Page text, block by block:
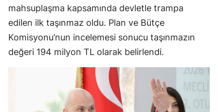
mahsuplaşma kapsamında devletle trampa
edilen ilk taşınmaz oldu. Plan ve Bütçe
Komisyonu’nun incelemesi sonucu taşınmazın
değeri 194 milyon TL olarak belirlendi.